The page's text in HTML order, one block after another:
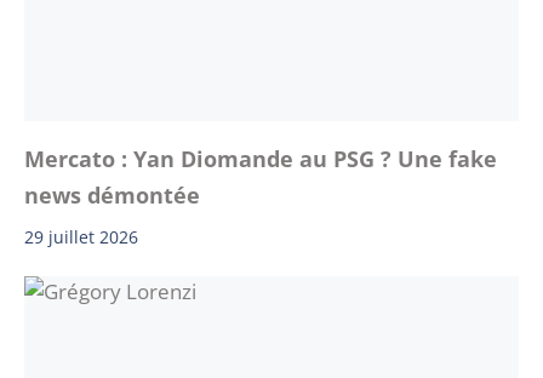
Mercato : Yan Diomande au PSG ? Une fake
news démontée
29 juillet 2026